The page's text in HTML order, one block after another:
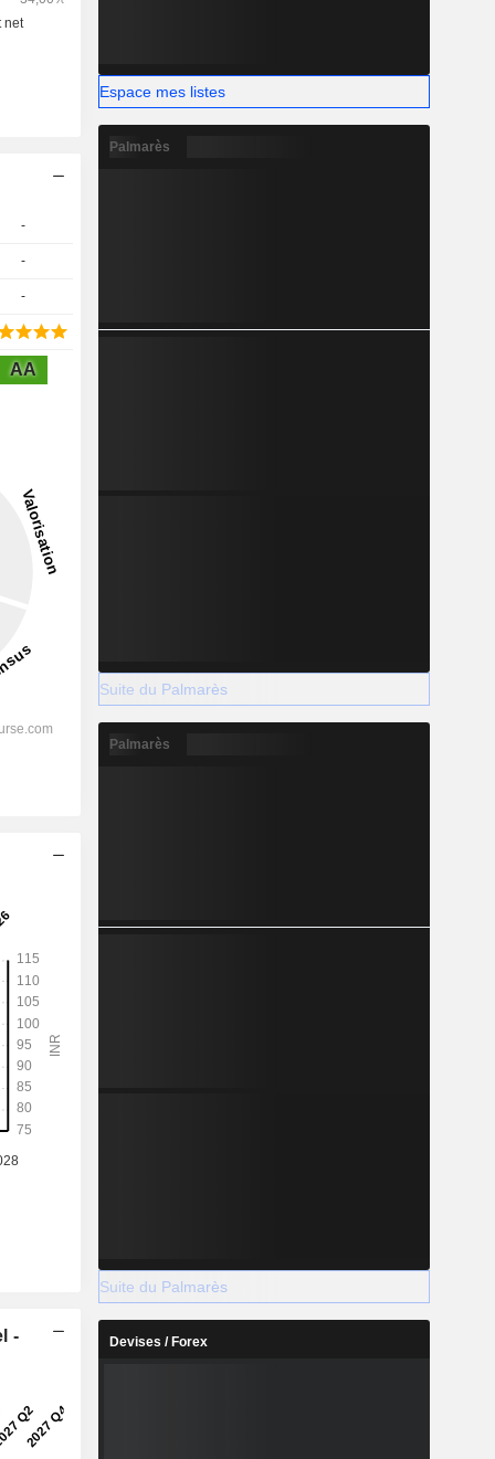
-
-
-
AA
-
Espace mes listes
Palmarès
Suite du Palmarès
Palmarès
Suite du Palmarès
Devises / Forex